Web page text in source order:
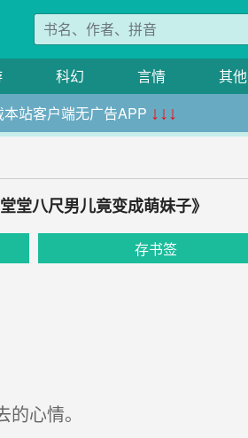
科幻 言情 其他
站客户端无广告APP ↓↓↓
堂八尺男儿竟变成萌妹子》
存书签
心情。